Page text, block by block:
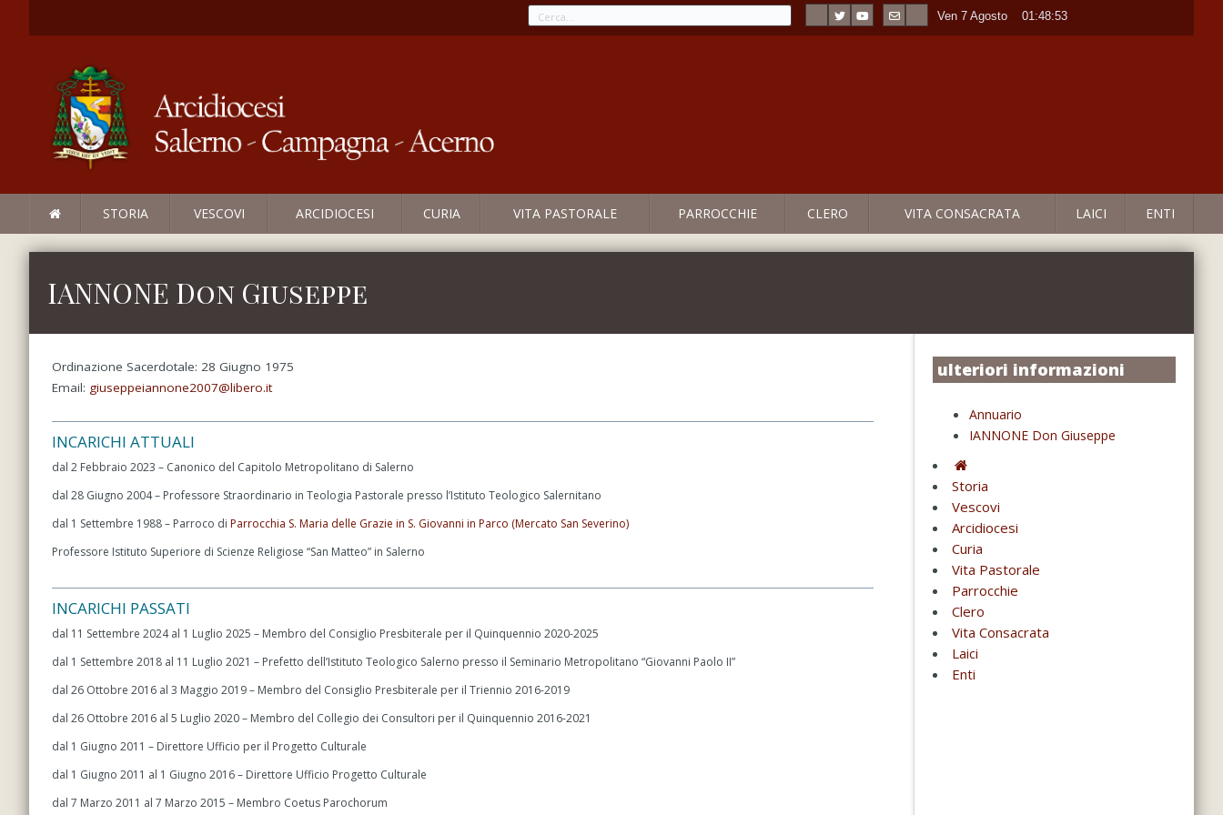
Ven 7 Agosto ----01:48:53
STORIA VESCOVI ARCIDIOCESI CURIA VITA PASTORALE PARROCCHIE CLERO VITA CONSACRATA LAICI ENTI
IANNONE Don Giuseppe
Ordinazione Sacerdotale: 28 Giugno 1975
Email: giuseppeiannone2007@libero.it
INCARICHI ATTUALI
dal 2 Febbraio 2023 – Canonico del Capitolo Metropolitano di Salerno
dal 28 Giugno 2004 – Professore Straordinario in Teologia Pastorale presso l’Istituto Teologico Salernitano
dal 1 Settembre 1988 – Parroco di Parrocchia S. Maria delle Grazie in S. Giovanni in Parco (Mercato San Severino)
Professore Istituto Superiore di Scienze Religiose “San Matteo” in Salerno
INCARICHI PASSATI
dal 11 Settembre 2024 al 1 Luglio 2025 – Membro del Consiglio Presbiterale per il Quinquennio 2020-2025
dal 1 Settembre 2018 al 11 Luglio 2021 – Prefetto dell’Istituto Teologico Salerno presso il Seminario Metropolitano “Giovanni Paolo II”
dal 26 Ottobre 2016 al 3 Maggio 2019 – Membro del Consiglio Presbiterale per il Triennio 2016-2019
dal 26 Ottobre 2016 al 5 Luglio 2020 – Membro del Collegio dei Consultori per il Quinquennio 2016-2021
dal 1 Giugno 2011 – Direttore Ufficio per il Progetto Culturale
dal 1 Giugno 2011 al 1 Giugno 2016 – Direttore Ufficio Progetto Culturale
dal 7 Marzo 2011 al 7 Marzo 2015 – Membro Coetus Parochorum
ulteriori informazioni
Annuario
IANNONE Don Giuseppe
Storia
Vescovi
Arcidiocesi
Curia
Vita Pastorale
Parrocchie
Clero
Vita Consacrata
Laici
Enti